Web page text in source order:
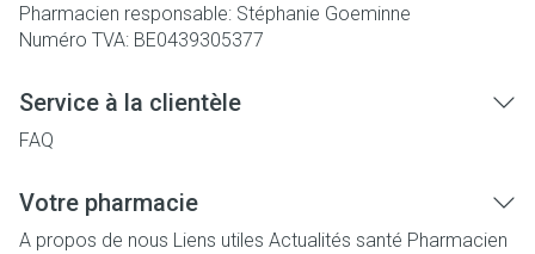
Pharmacien responsable: Stéphanie Goeminne
Numéro TVA: BE0439305377
Service à la clientèle
FAQ
Votre pharmacie
A propos de nous Liens utiles Actualités santé Pharmacien